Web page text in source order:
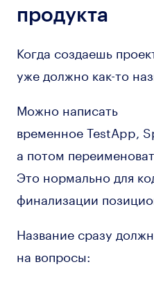
продукта
Когда создаешь
уже должно как-то
Можно написать
временное TestApp,
а потом
Это нормально для
финализации
Название сразу
на вопросы: